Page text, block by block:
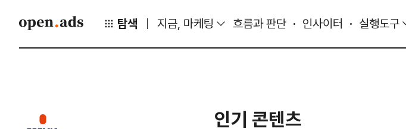
탐색 지금, 마케팅 흐름과 판단 인사이터 실행도구
인기 콘텐츠